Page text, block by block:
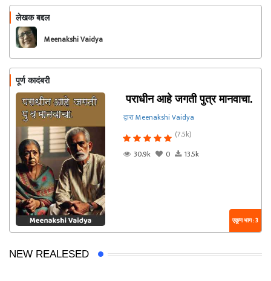
लेखक बद्दल
Meenakshi Vaidya
पूर्ण कादंबरी
पराधीन आहे जगती पुत्र मानवाचा.
द्वारा Meenakshi Vaidya
(7.5k)
30.9k
0 13.5k
एकूण भाग : 3
NEW REALESED